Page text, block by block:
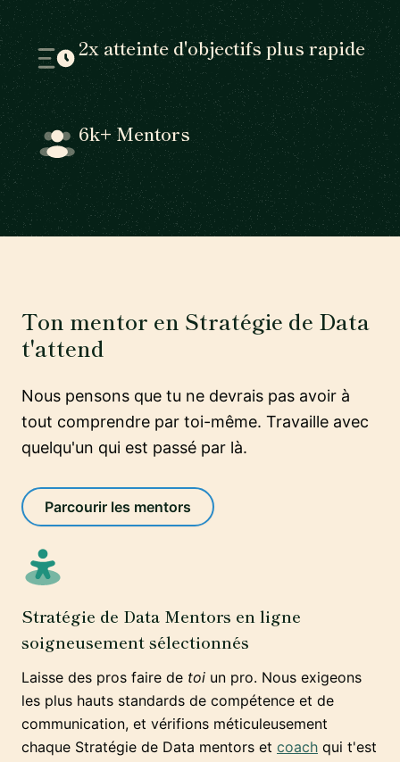
2x atteinte d'objectifs plus rapide
6k+ Mentors
Ton mentor en Stratégie de Data
t'attend
Nous pensons que tu ne devrais pas avoir à
tout comprendre par toi-même. Travaille avec
quelqu'un qui est passé par là.
Parcourir les mentors
Stratégie de Data Mentors en ligne
soigneusement sélectionnés
Laisse des pros faire de toi un pro. Nous exigeons
les plus hauts standards de compétence et de
communication, et vérifions méticuleusement
chaque Stratégie de Data mentors et coach qui t'est